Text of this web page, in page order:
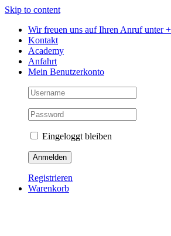
Skip to content
Wir freuen uns auf Ihren Anruf unter
Kontakt
Academy
Anfahrt
Mein Benutzerkonto
Eingeloggt bleiben
Registrieren
Warenkorb